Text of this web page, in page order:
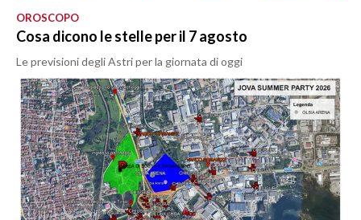
OROSCOPO
Cosa dicono le stelle per il 7 agosto
Le previsioni degli Astri per la giornata di oggi